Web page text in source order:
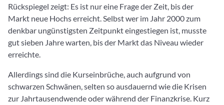
Rückspiegel zeigt: Es ist nur eine Frage der Zeit, bis der
Markt neue Hochs erreicht. Selbst wer im Jahr 2000 zum
denkbar ungünstigsten Zeitpunkt eingestiegen ist, musste
gut sieben Jahre warten, bis der Markt das Niveau wieder
erreichte.
Allerdings sind die Kurseinbrüche, auch aufgrund von
schwarzen Schwänen, selten so ausdauernd wie die Krisen
zur Jahrtausendwende oder während der Finanzkrise. Kurz